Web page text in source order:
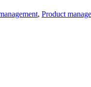
, Product